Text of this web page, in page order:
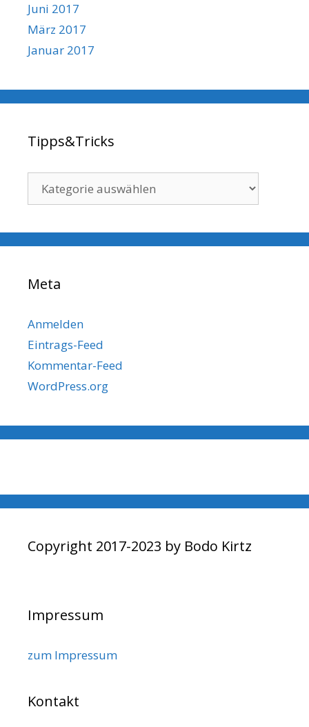
Juni 2017
März 2017
Januar 2017
Tipps&Tricks
Meta
Anmelden
Eintrags-Feed
Kommentar-Feed
WordPress.org
Copyright 2017-2023 by Bodo Kirtz
Impressum
zum Impressum
Kontakt